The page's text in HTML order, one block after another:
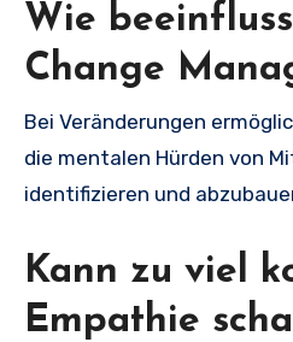
Wie
Change
Bei Veränderungen
die mentalen Hürden von
identifizieren und
Kann zu viel
Empathie